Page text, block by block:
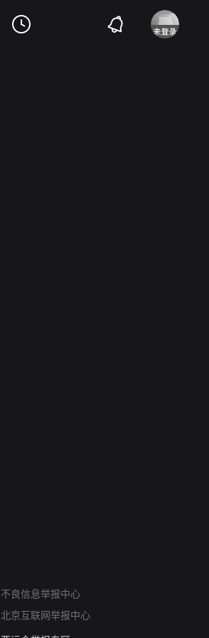
不良信息举报中心
北京互联网举报中心
算法推荐专项举报